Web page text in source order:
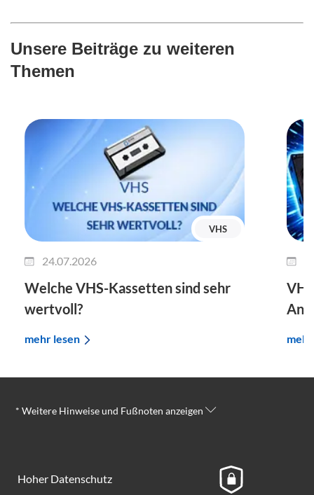
Unsere Beiträge zu weiteren
Themen
VHS
24.07.2026
Welche VHS-Kassetten sind sehr
wertvoll?
mehr lesen
* Weitere Hinweise und Fußnoten anzeigen
Hoher Datenschutz